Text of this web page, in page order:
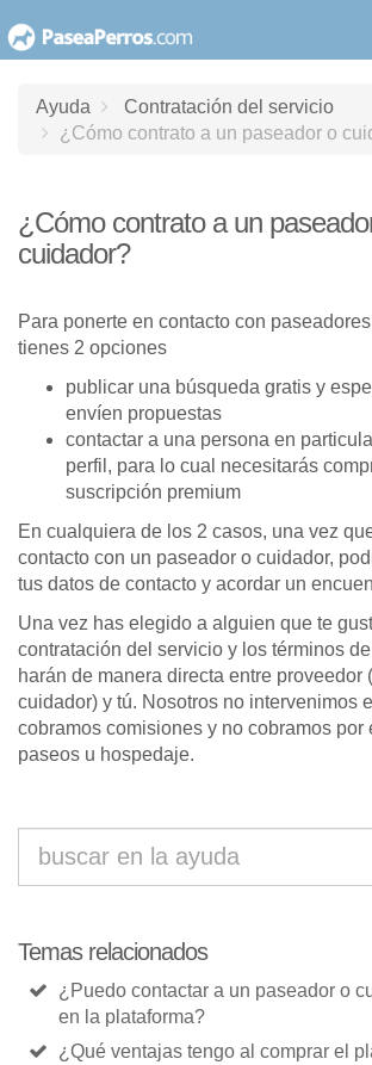
al
contenido
Ayuda
Contratación del servicio
¿Cómo contrato a un paseador o
¿Cómo contrato a un
cuidador?
Para ponerte en contacto con
tienes 2 opciones
publicar una búsqueda gratis y
envíen propuestas
contactar a una persona en
perfil, para lo cual necesitarás
suscripción premium
En cualquiera de los 2 casos, una vez
contacto con un paseador o cuidador,
tus datos de contacto y acordar un
Una vez has elegido a alguien que te
contratación del servicio y los términos
harán de manera directa entre proveedor
cuidador) y tú. Nosotros no intervenimos
cobramos comisiones y no cobramos por
paseos u hospedaje.
Temas relacionados
¿Puedo contactar a un paseador o
en la plataforma?
¿Qué ventajas tengo al comprar el